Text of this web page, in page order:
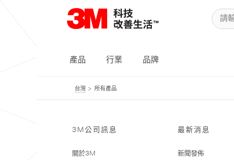
產品 行業 品牌
台灣 所有產品
3M公司訊息
關於3M
最新消息
新聞發佈